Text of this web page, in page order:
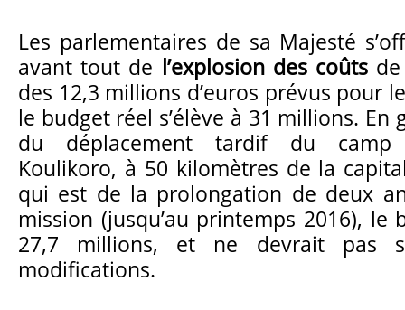
Les parlementaires de sa Majesté
avant tout de l’explosion des coûts
des 12,3 millions d’euros prévus pour
le budget réel s’élève à 31 millions.
du déplacement tardif du camp
Koulikoro, à 50 kilomètres de la
qui est de la prolongation de deux
mission (jusqu’au printemps 2016), le
27,7 millions, et ne devrait pas
modifications.